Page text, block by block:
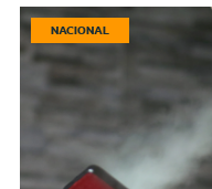
NACIONAL